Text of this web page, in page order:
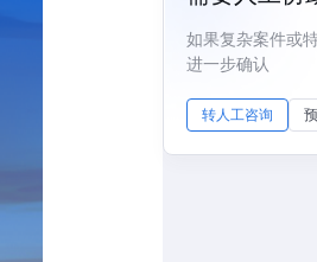
如果复杂案件或
进一步确认
转人工咨询